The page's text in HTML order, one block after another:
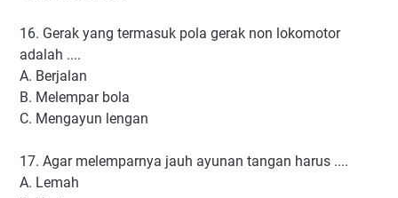
16. Gerak yang termasuk pola gerak non lokomotor
adalah ....
A. Berjalan
B. Melempar bola
C. Mengayun lengan
17. Agar melemparnya jauh ayunan tangan harus ....
A. Lemah